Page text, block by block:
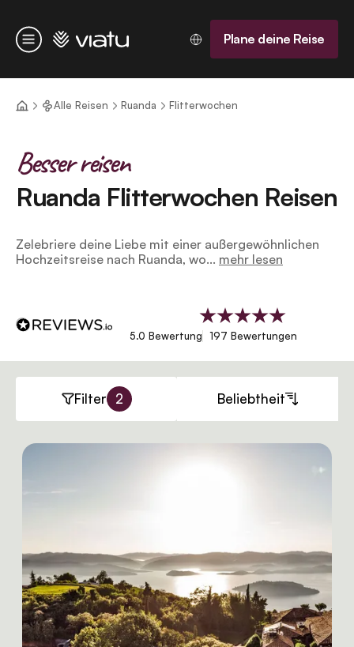
Menü
Startseite Plane deine Reise
Alle Reisen Ruanda Flitterwochen
Ruanda Flitterwochen Reisen
Besser reisen
Zelebriere deine Liebe mit einer außergewöhnlichen
Hochzeitsreise nach Ruanda, wo... mehr lesen
5.0 Bewertung 197 Bewertungen
Filter 2 Beliebtheit